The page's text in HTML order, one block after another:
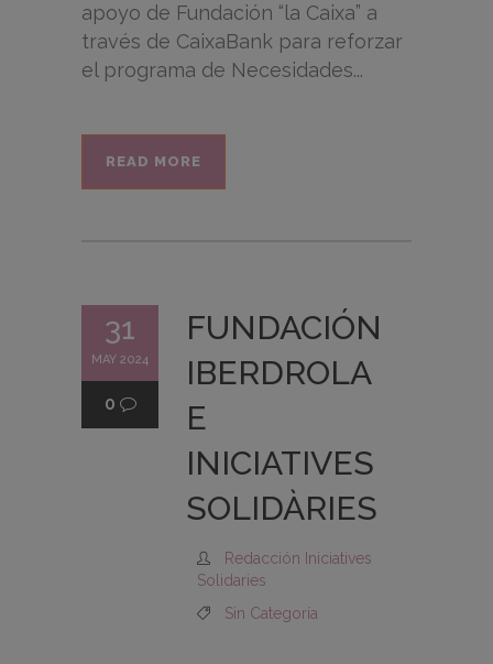
apoyo de Fundación “la Caixa” a
través de CaixaBank para reforzar
el programa de Necesidades...
READ MORE
31
MAY 2024
0
FUNDACIÓN
IBERDROLA
E
INICIATIVES
SOLIDÀRIES
Redacción Iniciatives
Solidaries
Sin Categoría